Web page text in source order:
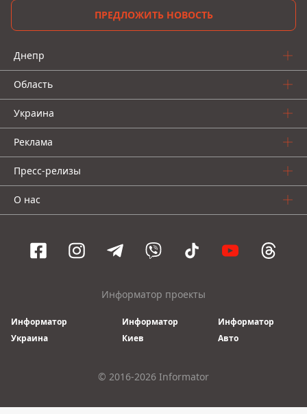
ПРЕДЛОЖИТЬ НОВОСТЬ
Днепр
Область
Украина
Реклама
Пресс-релизы
О нас
Информатор проекты
Информатор
Украина
Информатор
Киев
Информатор
Авто
© 2016-2026 Informator